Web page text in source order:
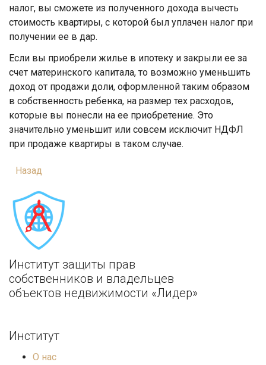
налог, вы сможете из полученного дохода вычесть
стоимость квартиры, с которой был уплачен налог при
получении ее в дар.
Если вы приобрели жилье в ипотеку и закрыли ее за
счет материнского капитала, то возможно уменьшить
доход от продажи доли, оформленной таким образом
в собственность ребенка, на размер тех расходов,
которые вы понесли на ее приобретение. Это
значительно уменьшит или совсем исключит НДФЛ
при продаже квартиры в таком случае.
Назад
Институт защиты прав
собственников и владельцев
объектов недвижимости «Лидер»
Институт
О нас